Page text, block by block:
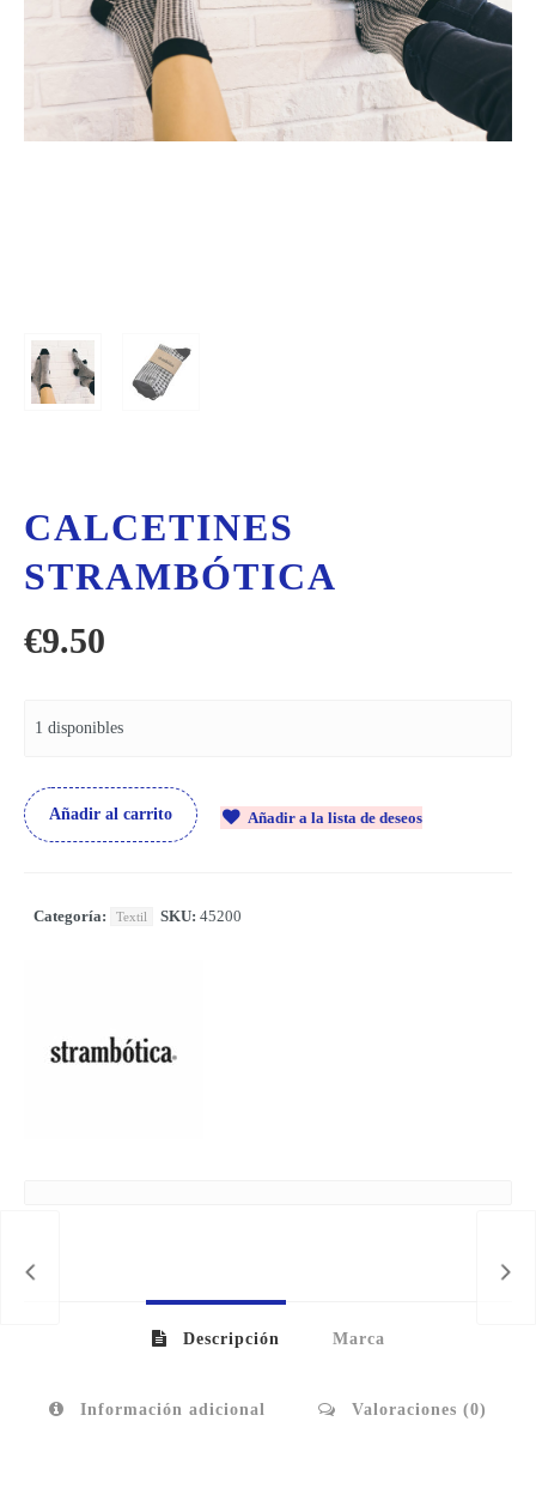
CALCETINES
STRAMBÓTICA
€9.50
1 disponibles
Añadir al carrito Añadir a la lista de deseos
Categoría: Textil SKU: 45200
Descripción Marca
Información adicional Valoraciones (0)